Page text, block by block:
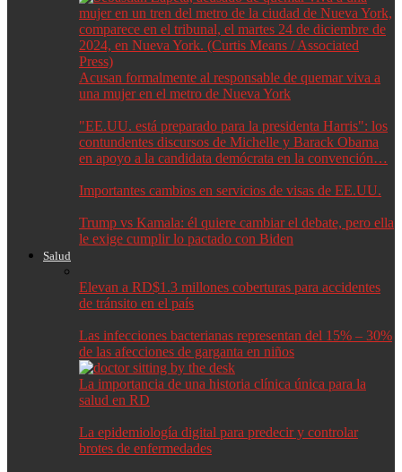
Acusan formalmente al responsable de quemar viva a
una mujer en el metro de Nueva York
"EE.UU. está preparado para la presidenta Harris": los
contundentes discursos de Michelle y Barack Obama
en apoyo a la candidata demócrata en la convención…
Importantes cambios en servicios de visas de EE.UU.
Trump vs Kamala: él quiere cambiar el debate, pero ella
le exige cumplir lo pactado con Biden
Salud
Elevan a RD$1.3 millones coberturas para accidentes
de tránsito en el país
Las infecciones bacterianas representan del 15% – 30%
de las afecciones de garganta en niños
La importancia de una historia clínica única para la
salud en RD
La epidemiología digital para predecir y controlar
brotes de enfermedades